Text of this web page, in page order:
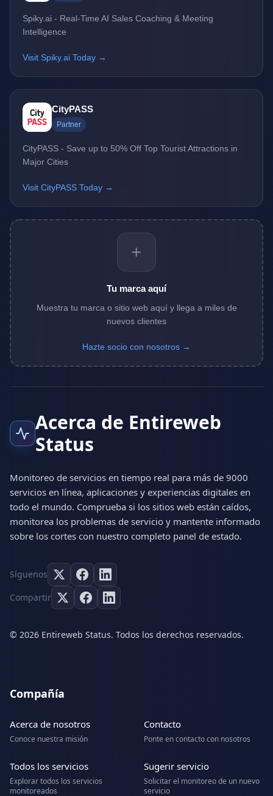
Spiky.ai - Real-Time AI Sales Coaching & Meeting
Intelligence
Visit Spiky.ai Today →
CityPASS
Partner
CityPASS - Save up to 50% Off Top Tourist Attractions in
Major Cities
Visit CityPASS Today →
+
Tu marca aquí
Muestra tu marca o sitio web aquí y llega a miles de
nuevos clientes
Hazte socio con nosotros →
Acerca de Entireweb
Status
Monitoreo de servicios en tiempo real para más de 9000
servicios en línea, aplicaciones y experiencias digitales en
todo el mundo. Comprueba si los sitios web están caídos,
monitorea los problemas de servicio y mantente informado
sobre los cortes con nuestro completo panel de estado.
Síguenos
Compartir
© 2026 Entireweb Status. Todos los derechos reservados.
Compañía
Acerca de nosotros
Conoce nuestra misión
Contacto
Ponte en contacto con nosotros
Todos los servicios
Explorar todos los servicios
monitoreados
Sugerir servicio
Solicitar el monitoreo de un nuevo
servicio